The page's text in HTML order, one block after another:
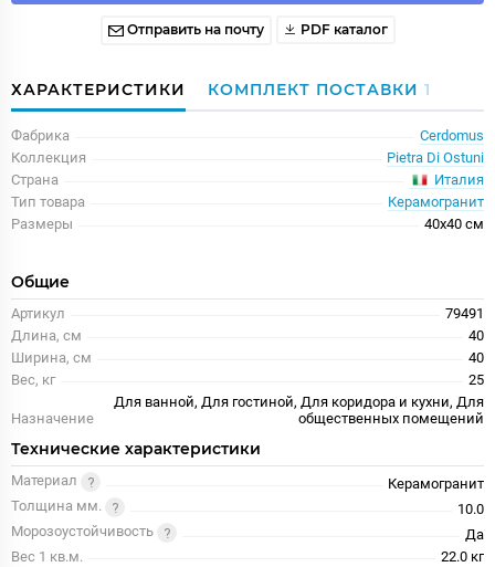
Отправить на почту PDF каталог
ХАРАКТЕРИСТИКИ КОМПЛЕКТ ПОСТАВКИ 1
Фабрика
Cerdomus
Коллекция
Pietra Di Ostuni
Страна
Италия
Тип товара
Керамогранит
Размеры
40x40 см
Общие
Артикул
79491
Длина, см
40
Ширина, см
40
Вес, кг
25
Назначение
Для ванной, Для гостиной, Для коридора и кухни, Для
общественных помещений
Технические характеристики
Материал
Керамогранит
Толщина мм.
10.0
Морозоустойчивость
Да
Вес 1 кв.м.
22.0 кг